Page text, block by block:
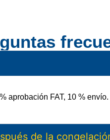
aprobación FAT, 10 % envío.
de la